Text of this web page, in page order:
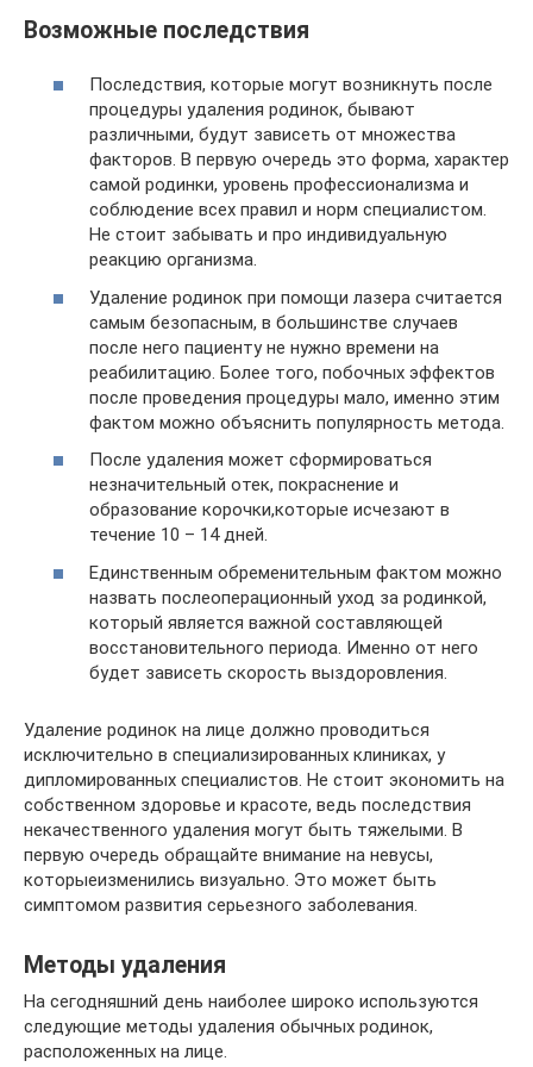
Возможные последствия
Последствия, которые могут возникнуть после
процедуры удаления родинок, бывают
различными, будут зависеть от множества
факторов. В первую очередь это форма, характер
самой родинки, уровень профессионализма и
соблюдение всех правил и норм специалистом.
Не стоит забывать и про индивидуальную
реакцию организма.
Удаление родинок при помощи лазера считается
самым безопасным, в большинстве случаев
после него пациенту не нужно времени на
реабилитацию. Более того, побочных эффектов
после проведения процедуры мало, именно этим
фактом можно объяснить популярность метода.
После удаления может сформироваться
незначительный отек, покраснение и
образование корочки,которые исчезают в
течение 10 – 14 дней.
Единственным обременительным фактом можно
назвать послеоперационный уход за родинкой,
который является важной составляющей
восстановительного периода. Именно от него
будет зависеть скорость выздоровления.
Удаление родинок на лице должно проводиться
исключительно в специализированных клиниках, у
дипломированных специалистов. Не стоит экономить на
собственном здоровье и красоте, ведь последствия
некачественного удаления могут быть тяжелыми. В
первую очередь обращайте внимание на невусы,
которыеизменились визуально. Это может быть
симптомом развития серьезного заболевания.
Методы удаления
На сегодняшний день наиболее широко используются
следующие методы удаления обычных родинок,
расположенных на лице.